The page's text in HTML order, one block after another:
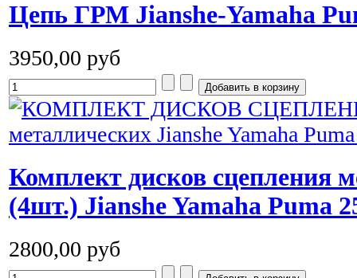
Цепь ГРМ Jianshe-Yamaha
3950,00 руб
Комплект дисков сцепления
(4шт.) Jianshe Yamaha Puma
2800,00 руб